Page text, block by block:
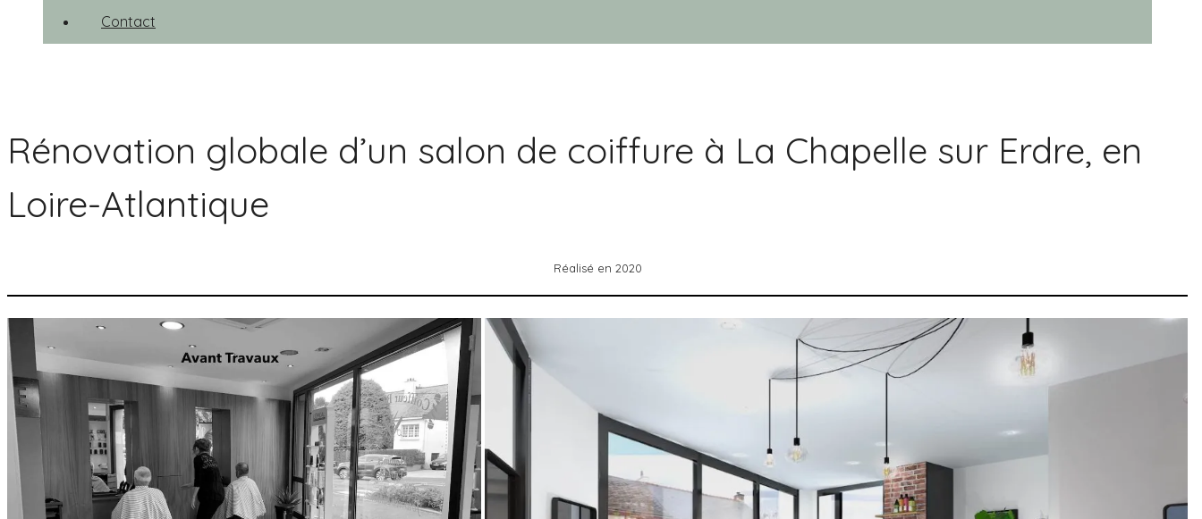
Contact
Rénovation globale d’un salon de coiffure à La Chapelle sur Erdre, en
Loire-Atlantique
Réalisé en 2020